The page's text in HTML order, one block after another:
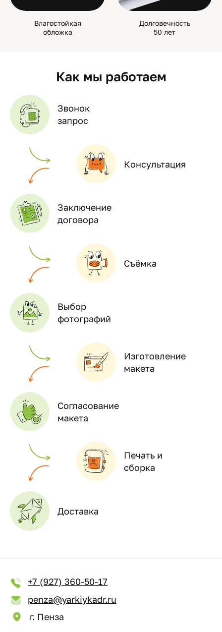
Влагостойкая
обложка
Долговечность
50 лет
Как мы работаем
Звонок
запрос
Консультация
Заключение
договора
Съёмка
Выбор
фотографий
Изготовление
макета
Согласование
макета
Печать и
сборка
Доставка
+7 (927) 360-50-17
penza@yarkiykadr.ru
г. Пенза